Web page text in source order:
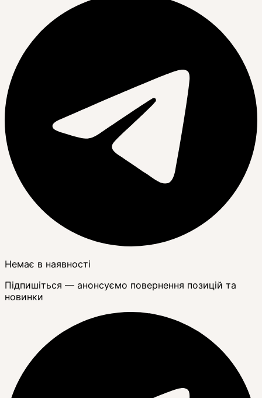
Немає в наявності
Підпишіться — анонсуємо повернення позицій та
новинки